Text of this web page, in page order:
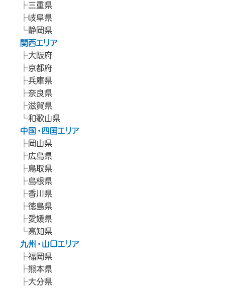
三重県
岐阜県
静岡県
関西エリア
大阪府
京都府
兵庫県
奈良県
滋賀県
和歌山県
中国・四国エリア
岡山県
広島県
鳥取県
島根県
香川県
徳島県
愛媛県
高知県
九州・山口エリア
福岡県
熊本県
大分県